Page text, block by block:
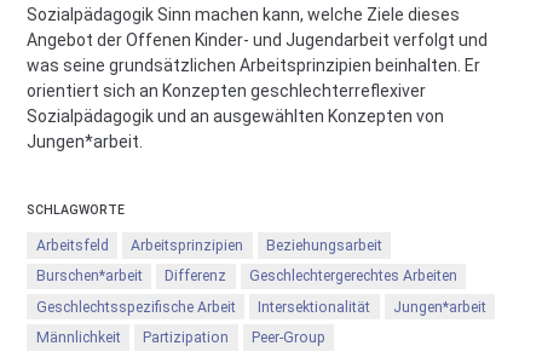
Sozialpädagogik Sinn machen kann, welche Ziele dieses
Angebot der Offenen Kinder- und Jugendarbeit verfolgt und
was seine grundsätzlichen Arbeitsprinzipien beinhalten. Er
orientiert sich an Konzepten geschlechterreflexiver
Sozialpädagogik und an ausgewählten Konzepten von
Jungen*arbeit.
SCHLAGWORTE
Arbeitsfeld Arbeitsprinzipien
Beziehungsarbeit
Burschen*arbeit
Differenz
Geschlechtergerechtes Arbeiten
Geschlechtsspezifische Arbeit
Intersektionalität
Jungen*arbeit
Männlichkeit
Partizipation Peer-Group